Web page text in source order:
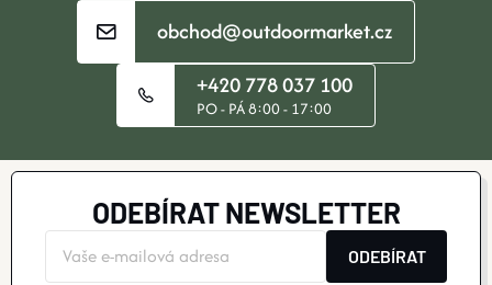
obchod@outdoormarket.cz
+420 778 037 100
PO - PÁ 8:00 - 17:00
ODEBÍRAT NEWSLETTER
ODEBÍRAT